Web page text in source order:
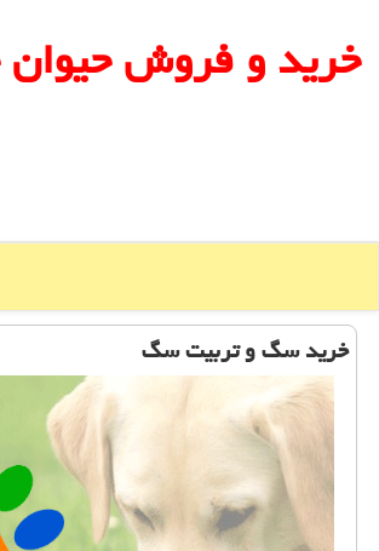
خرید و فروش حیوان
خرید سگ و تربیت سگ